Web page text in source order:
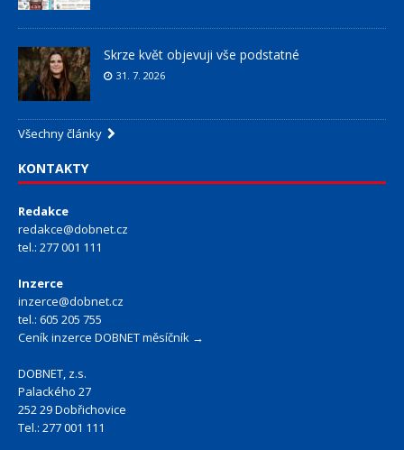
Skrze květ objevuji vše podstatné
31. 7. 2026
Všechny články
KONTAKTY
Redakce
redakce@dobnet.cz
tel.: 277 001 111
Inzerce
inzerce@dobnet.cz
tel.: 605 205 755
Ceník inzerce DOBNET měsíčník →
DOBNET, z.s.
Palackého 27
252 29 Dobřichovice
Tel.: 277 001 111